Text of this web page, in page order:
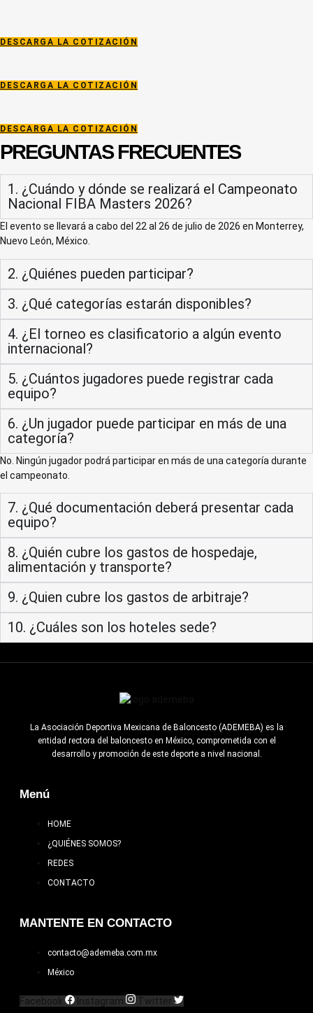
DESCARGA LA COTIZACIÓN
DESCARGA LA COTIZACIÓN
DESCARGA LA COTIZACIÓN
PREGUNTAS FRECUENTES
1. ¿Cuándo y dónde se realizará el Campeonato
Nacional FIBA Masters 2026?
El evento se llevará a cabo del 22 al 26 de julio de 2026 en Monterrey,
Nuevo León, México.
2. ¿Quiénes pueden participar?
3. ¿Qué categorías estarán disponibles?
4. ¿El torneo es clasificatorio a algún evento
internacional?
5. ¿Cuántos jugadores puede registrar cada
equipo?
6. ¿Un jugador puede participar en más de una
categoría?
No. Ningún jugador podrá participar en más de una categoría durante
el campeonato.
7. ¿Qué documentación deberá presentar cada
equipo?
8. ¿Quién cubre los gastos de hospedaje,
alimentación y transporte?
9. ¿Quien cubre los gastos de arbitraje?
10. ¿Cuáles son los hoteles sede?
La Asociación Deportiva Mexicana de Baloncesto (ADEMEBA) es la
entidad rectora del baloncesto en México, comprometida con el
desarrollo y promoción de este deporte a nivel nacional.
Menú
HOME
¿QUIÉNES SOMOS?
REDES
CONTACTO
MANTENTE EN CONTACTO
contacto@ademeba.com.mx
México
Facebook Instagram Twitter